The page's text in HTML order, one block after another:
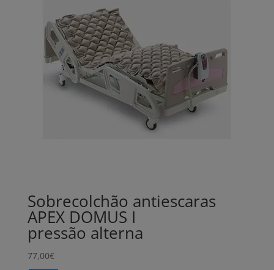
Sobrecolchão antiescaras
APEX DOMUS I
pressão alterna
77,00€